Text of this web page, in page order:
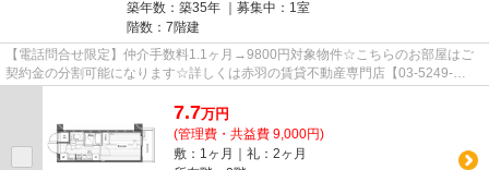
築年数：築35年 ｜募集中： 1室
階数：7階建
【電話問合せ限定】仲介手数料1.1ヶ月→9800円対象物件☆こちらのお部屋はご
契約金の分割可能になります☆詳しくは赤羽の賃貸不動産専門店【03-5249-
4177】VISION赤羽店までご連絡下さい！！
7.7万円
(管理費・共益費 9,000円)
敷：1ヶ月｜礼：2ヶ月